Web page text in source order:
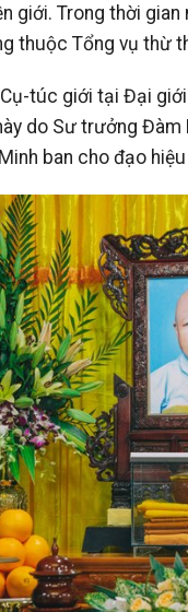
giới. Trong thời
thuộc Tổng vụ thừ
túc giới tại Đại giới
do Sư trưởng
ban cho đạo hiệu